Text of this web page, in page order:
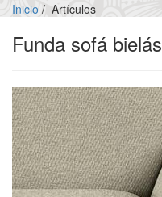
Inicio / Artículos
Funda sofá